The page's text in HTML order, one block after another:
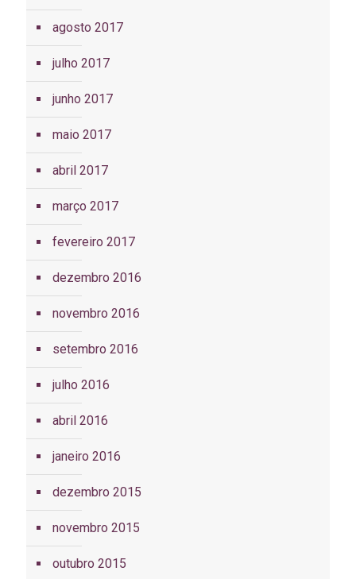
agosto 2017
julho 2017
junho 2017
maio 2017
abril 2017
março 2017
fevereiro 2017
dezembro 2016
novembro 2016
setembro 2016
julho 2016
abril 2016
janeiro 2016
dezembro 2015
novembro 2015
outubro 2015